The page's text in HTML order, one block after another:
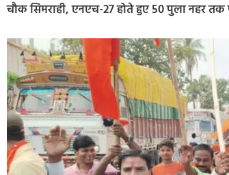
चौक सिमराही, एनएच-27 होते हुए 50 पुला नहर